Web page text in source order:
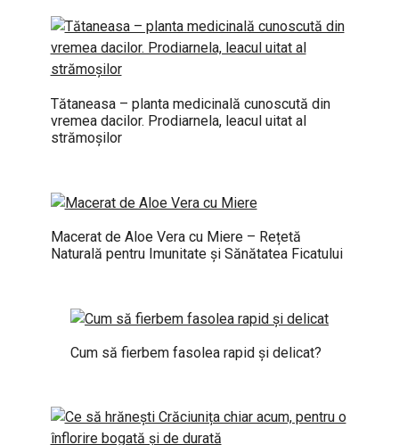
Tătaneasa – planta medicinală cunoscută din
vremea dacilor. Prodiarnela, leacul uitat al
strămoșilor
Macerat de Aloe Vera cu Miere – Rețetă
Naturală pentru Imunitate și Sănătatea Ficatului
Cum să fierbem fasolea rapid și delicat?